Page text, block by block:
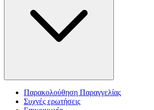
Παρακολούθηση Παραγγελίας
Συχνές ερωτήσεις